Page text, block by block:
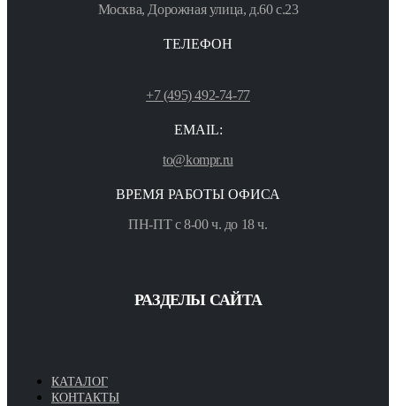
Москва, Дорожная улица, д.60 с.23
ТЕЛЕФОН
+7 (495) 492-74-77
EMAIL:
to@kompr.ru
ВРЕМЯ РАБОТЫ ОФИСА
ПН-ПТ с 8-00 ч. до 18 ч.
РАЗДЕЛЫ САЙТА
КАТАЛОГ
КОНТАКТЫ